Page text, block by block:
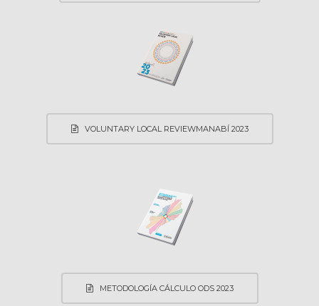
VOLUNTARY LOCAL REVIEWMANABÍ 2023
METODOLOGÍA CÁLCULO ODS 2023